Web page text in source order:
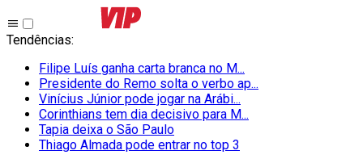
Tendências:
Filipe Luís ganha carta branca no M...
Presidente do Remo solta o verbo ap...
Vinícius Júnior pode jogar na Arábi...
Corinthians tem dia decisivo para M...
Tapia deixa o São Paulo
Thiago Almada pode entrar no top 3